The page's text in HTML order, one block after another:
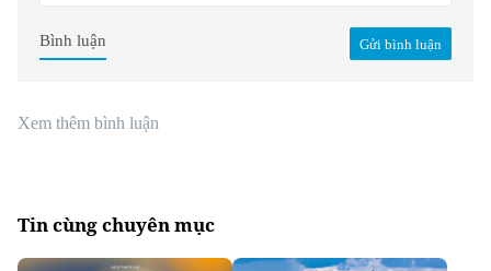
Gửi bình luận
Bình luận
Xem thêm bình luận
Tin cùng chuyên mục